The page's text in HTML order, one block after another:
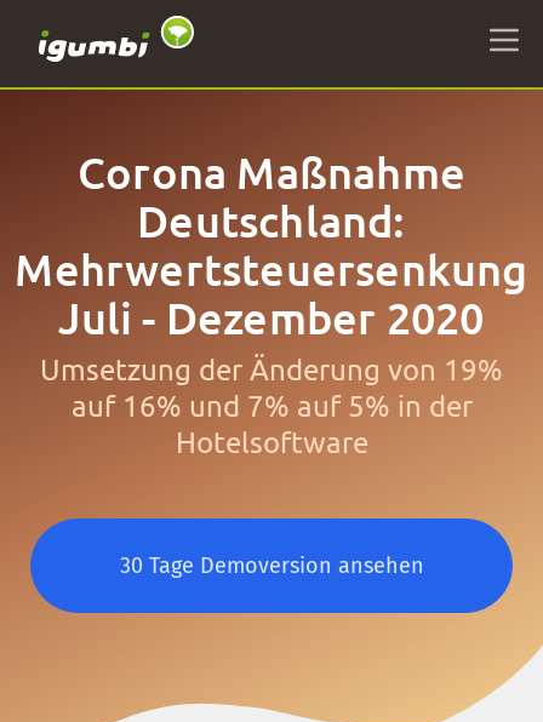
Corona Maßnahme
Deutschland:
Mehrwertsteuersenkung
Juli - Dezember 2020
Umsetzung der Änderung von 19%
auf 16% und 7% auf 5% in der
Hotelsoftware
30 Tage Demoversion ansehen